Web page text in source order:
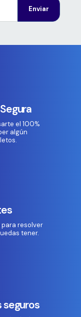
Enviar
el 100%
algún
resolver
tener.
seguros